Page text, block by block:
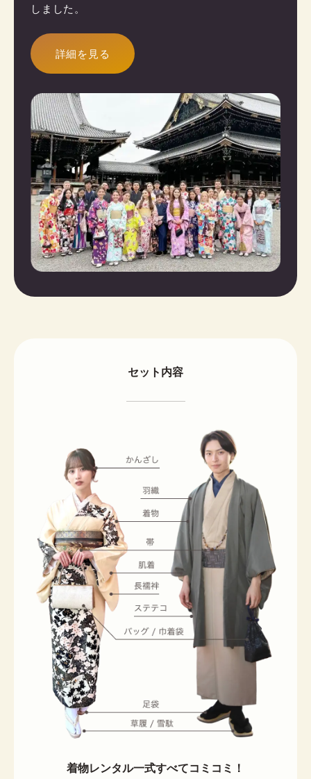
しました。
詳細を見る
セット内容
着物レンタル一式すべてコミコミ！